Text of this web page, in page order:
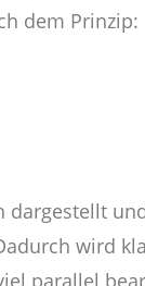
dem Prinzip:
dargestellt
wird
parallel